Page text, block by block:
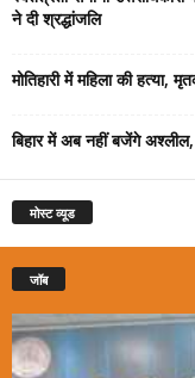
ने दी श्रद्धांजलि
मोतिहारी में महिला की हत्या,
बिहार में अब नहीं बजेंगे
मोस्ट व्यूड
जॉब